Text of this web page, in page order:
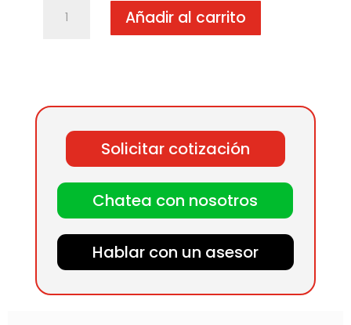
Citrus
1
galón
Añadir al carrito
Solicitar cotización
Chatea con nosotros
Hablar con un asesor